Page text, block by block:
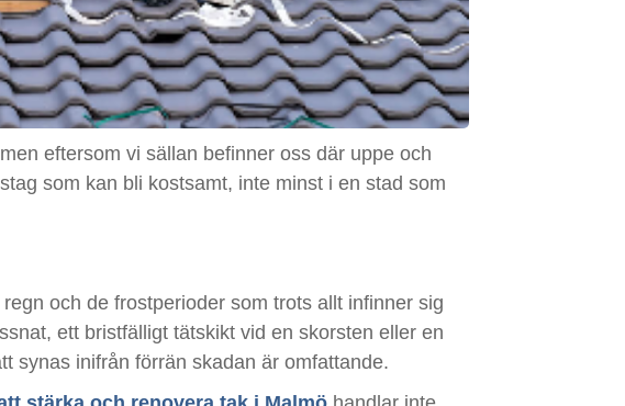
eftersom vi sällan befinner oss där uppe och
som kan bli kostsamt, inte minst i en stad som
och de frostperioder som trots allt infinner sig
ett bristfälligt tätskikt vid en skorsten eller en
synas inifrån förrän skadan är omfattande.